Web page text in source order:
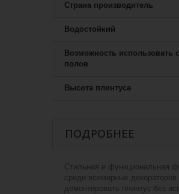
Страна производитель
Водостойкий
Возможность использовать
полов
Высота плинтуса
ПОДРОБНЕЕ
Стильная и функциональная
среди всемирных
демонтировать плинтус без